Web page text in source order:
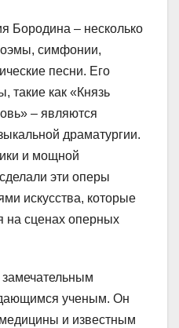
Бородина – несколько
симфонии,
песни. Его
такие как «Князь
– являются
драматургии.
и мощной
эти оперы
искусства, которые
на сценах оперных
ученым. Он
и известным